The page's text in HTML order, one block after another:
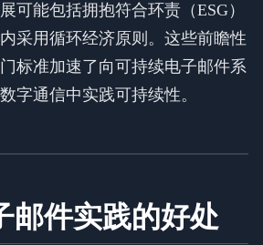
可能包括拥抱符合环责（ESG）
采用循环经济原则。这些前瞻性
标准加速了向可持续电子邮件系
字通信中实践可持续性。
邮件实践的好处